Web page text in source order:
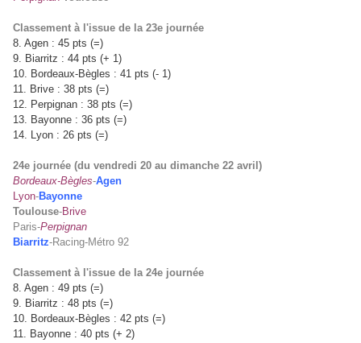
Classement à l'issue de la 23e journée
8. Agen : 45 pts (=)
9. Biarritz : 44 pts (+ 1)
10. Bordeaux-Bègles : 41 pts (- 1)
11. Brive : 38 pts (=)
12. Perpignan : 38 pts (=)
13. Bayonne : 36 pts (=)
14. Lyon : 26 pts (=)
24e journée (du vendredi 20 au dimanche 22 avril)
Bordeaux-Bègles-Agen
Lyon-Bayonne
Toulouse-Brive
Paris-Perpignan
Biarritz-Racing-Métro 92
Classement à l'issue de la 24e journée
8. Agen : 49 pts (=)
9. Biarritz : 48 pts (=)
10. Bordeaux-Bègles : 42 pts (=)
11. Bayonne : 40 pts (+ 2)